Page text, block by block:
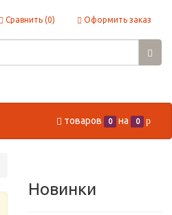
Сравнить (0) Оформить заказ
товаров 0 на 0 p
Новинки